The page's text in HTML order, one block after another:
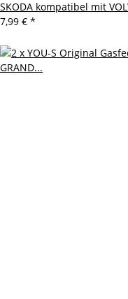
SKODA kompatibel mit
7,99 € *